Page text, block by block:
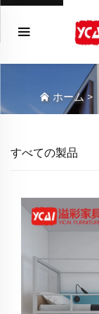
ホーム>
すべての製品